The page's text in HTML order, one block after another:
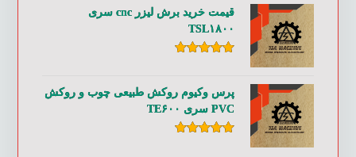
قیمت خرید برش لیزر cnc سری
TSL۱۸۰۰
پرس وکیوم روکش طبیعی چوب و روکش
PVC سری TE۶۰۰